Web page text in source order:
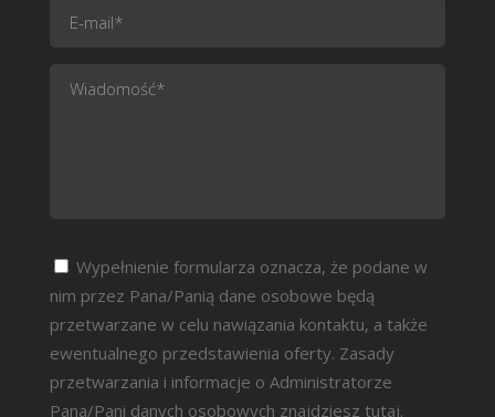
Wypełnienie formularza oznacza, że podane w
nim przez Pana/Panią dane osobowe będą
przetwarzane w celu nawiązania kontaktu, a także
ewentualnego przedstawienia oferty. Zasady
przetwarzania i informacje o Administratorze
Pana/Pani danych osobowych znajdziesz tutaj.